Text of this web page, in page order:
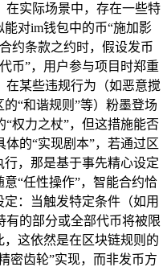
在实际场景中，存在一些特
对im钱包中的币“施加影
约条款之约时，假设发币
币”，用户参与项目时郑重
在某些违规行为（如恶意搅
“和谐规则”等）粉墨登场
权力之杖”，但这措施能否
的“实现剧本”，若通过区
，那是基于事先精心设定
“任性操作”，智能合约恰
：当触发特定条件（如用
有的部分或全部代币将被限
这依然是在区块链规则的
密齿轮”实现，而非发币方